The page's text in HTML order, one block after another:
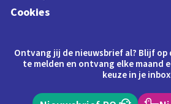
Cookies
Ontvang jij de nieuwsbrief al? Blijf
te melden en ontvang elke maand
keuze in je